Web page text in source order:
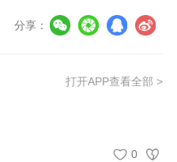
省司法厅、陕西省人社
会、陕西省注册会计师协
分享：
打开APP查看全部 >
0